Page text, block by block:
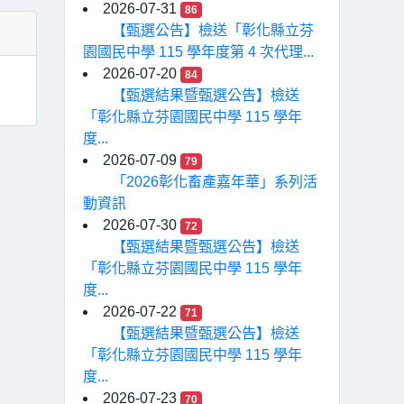
2026-07-31
86
【甄選公告】檢送「彰化縣立芬
園國民中學 115 學年度第 4 次代理...
2026-07-20
84
【甄選結果暨甄選公告】檢送
「彰化縣立芬園國民中學 115 學年
度...
2026-07-09
79
「2026彰化畜產嘉年華」系列活
動資訊
2026-07-30
72
【甄選結果暨甄選公告】檢送
「彰化縣立芬園國民中學 115 學年
度...
2026-07-22
71
【甄選結果暨甄選公告】檢送
「彰化縣立芬園國民中學 115 學年
度...
2026-07-23
70